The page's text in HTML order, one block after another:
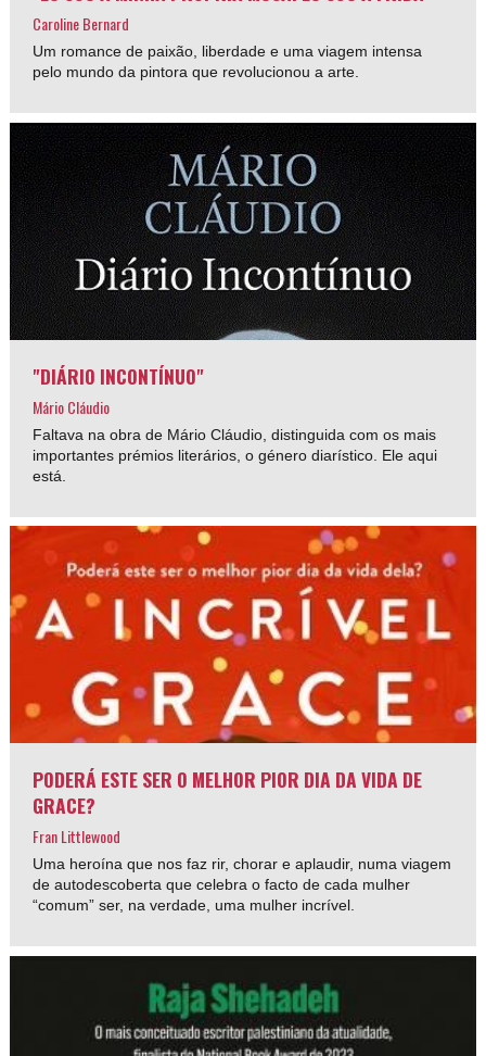
Caroline Bernard
Um romance de paixão, liberdade e uma viagem intensa
pelo mundo da pintora que revolucionou a arte.
"DIÁRIO INCONTÍNUO"
Mário Cláudio
Faltava na obra de Mário Cláudio, distinguida com os mais
importantes prémios literários, o género diarístico. Ele aqui
está.
PODERÁ ESTE SER O MELHOR PIOR DIA DA VIDA DE
GRACE?
Fran Littlewood
Uma heroína que nos faz rir, chorar e aplaudir, numa viagem
de autodescoberta que celebra o facto de cada mulher
“comum” ser, na verdade, uma mulher incrível.